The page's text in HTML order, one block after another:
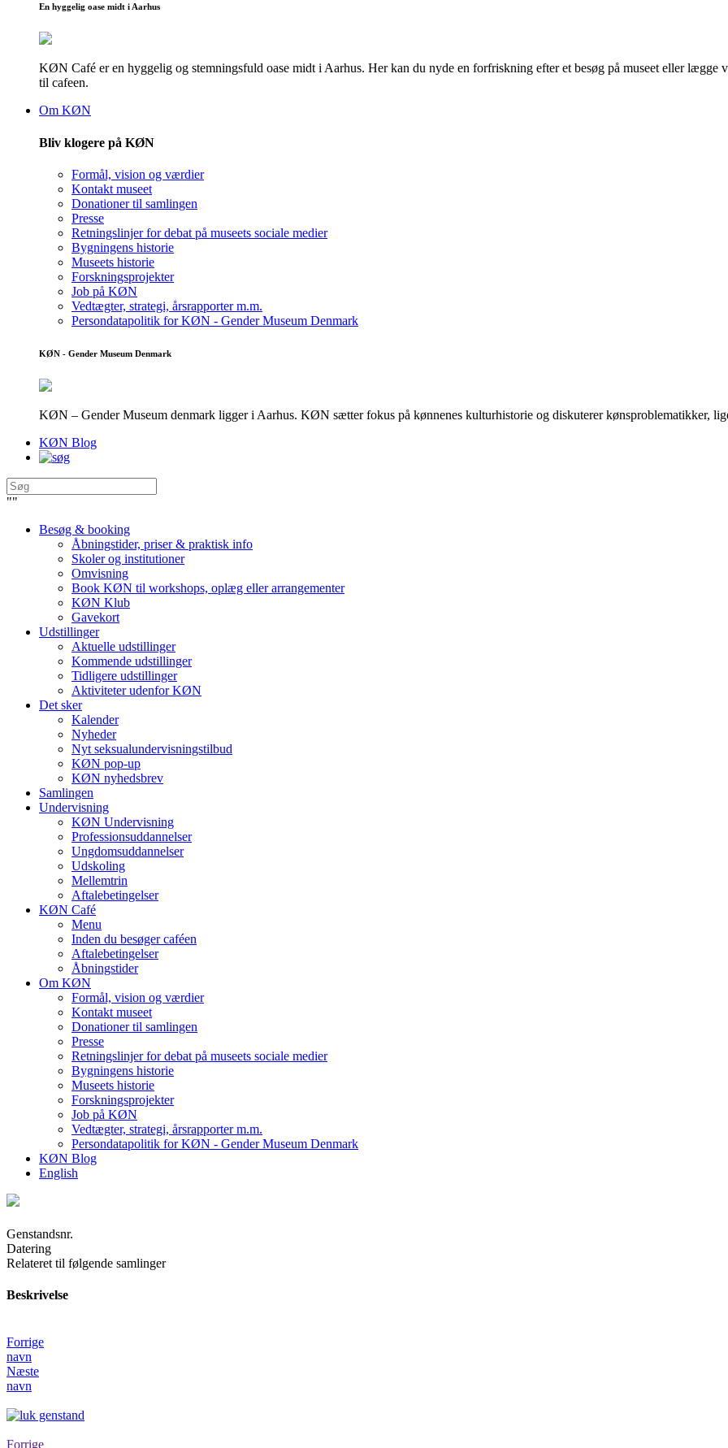
En hyggelig oase midt i Aarhus
KØN Café er en hyggelig og stemningsfuld oase midt i Aarhus. Her kan du nyde en forfriskning efter et besøg på museet eller
til cafeen.
Om KØN
Bliv klogere på KØN
Formål, vision og værdier
Kontakt museet
Donationer til samlingen
Presse
Retningslinjer for debat på museets sociale medier
Bygningens historie
Museets historie
Forskningsprojekter
Job på KØN
Vedtægter, strategi, årsrapporter m.m.
Persondatapolitik for KØN - Gender Museum Denmark
KØN - Gender Museum Denmark
KØN – Gender Museum denmark ligger i Aarhus. KØN sætter fokus på kønnenes kulturhistorie og diskuterer kønsproblematikker,
KØN Blog
""
Besøg & booking
Åbningstider, priser & praktisk info
Skoler og institutioner
Omvisning
Book KØN til workshops, oplæg eller arrangementer
KØN Klub
Gavekort
Udstillinger
Aktuelle udstillinger
Kommende udstillinger
Tidligere udstillinger
Aktiviteter udenfor KØN
Det sker
Kalender
Nyheder
Nyt seksualundervisningstilbud
KØN pop-up
KØN nyhedsbrev
Samlingen
Undervisning
KØN Undervisning
Professionsuddannelser
Ungdomsuddannelser
Udskoling
Mellemtrin
Aftalebetingelser
KØN Café
Menu
Inden du besøger caféen
Aftalebetingelser
Åbningstider
Om KØN
Formål, vision og værdier
Kontakt museet
Donationer til samlingen
Presse
Retningslinjer for debat på museets sociale medier
Bygningens historie
Museets historie
Forskningsprojekter
Job på KØN
Vedtægter, strategi, årsrapporter m.m.
Persondatapolitik for KØN - Gender Museum Denmark
KØN Blog
English
Genstandsnr.
Datering
Relateret til følgende samlinger
Beskrivelse
Forrige
navn
Næste
navn
Forrige